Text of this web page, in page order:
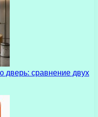
дверь: сравнение двух